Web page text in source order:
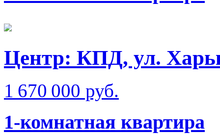
Центр: КПД, ул.
1 670 000 руб.
1-комнатная квартира